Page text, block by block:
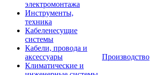
электромонтажа
Инструменты,
техника
Кабеленесущие
системы
Кабели, провода и
аксессуары
Климатические и
Производство